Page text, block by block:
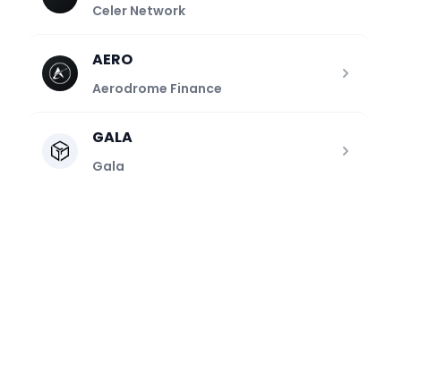
Celer Network
AERO
Aerodrome Finance
GALA
Gala